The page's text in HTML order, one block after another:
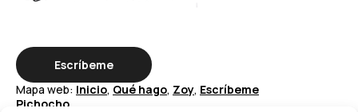
Escríbeme
Mapa web: Inicio, Qué hago, Zoy, Escríbeme
Pichocho